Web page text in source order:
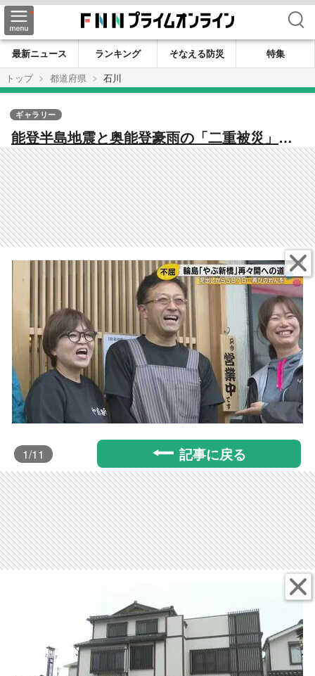
検索
最新ニュース ランキング そなえる防災
特集
トップ
都道府県 石川
能登半島地震と奥能登豪雨の「二重被災」で
も諦めなかった！輪島の蕎麦店主が再びのれ
んを掲げた日
ギャラリー
1/11 記事に戻る